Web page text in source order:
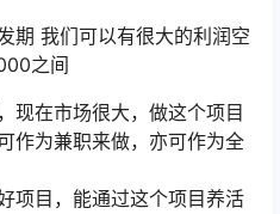
期 我们可以有很大的利润空
之间
现在市场很大，做这个项目
作为兼职来做，亦可作为全
项目，能通过这个项目养活